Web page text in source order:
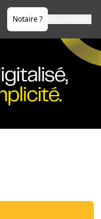
Notaire ?